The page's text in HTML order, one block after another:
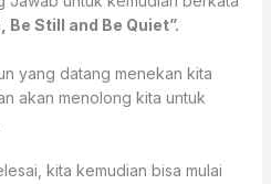
Be Still and Be Quiet”.
yang datang menekan kita
akan menolong kita untuk
kita kemudian bisa mulai